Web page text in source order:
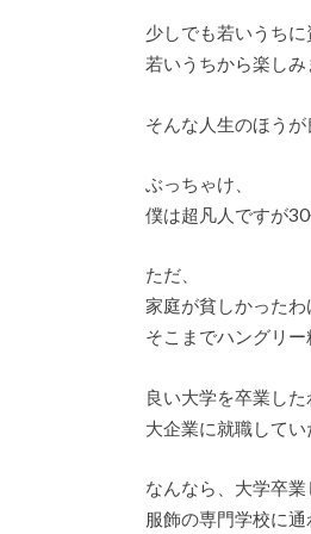
少しでも若いうちに
若いうちから楽しみ
そんな人生のほうが
ぶっちゃけ、
僕は超凡人ですが
ただ、
家庭が貧しかったわ
そこまでハングリー
良い大学を卒業した
大企業に就職してい
なんなら、大学卒
服飾の専門学校に通